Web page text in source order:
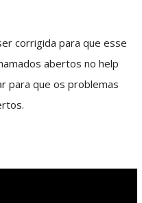
corrigida para que esse
abertos no help
para que os problemas